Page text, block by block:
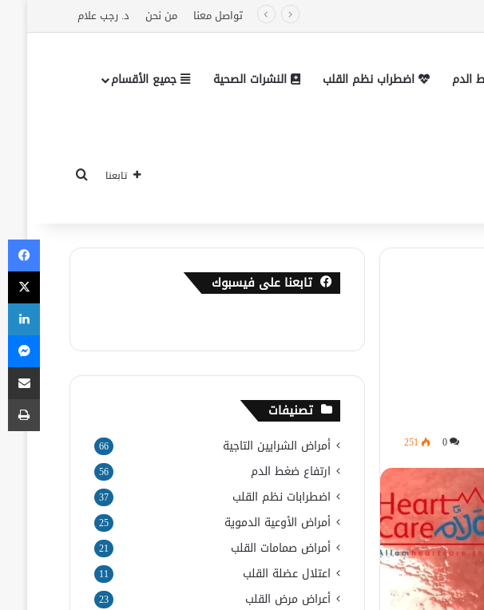
تواصل معنا من نحن د. رجب علام
الدم اضطراب نظم القلب النشرات الصحية جميع الأقسام
تابعنا
0
251
تابعنا على فيسبوك
تصنيفات
أمراض الشرايين التاجية 66
ارتفاع ضغط الدم 56
اضطرابات نظم القلب 37
أمراض الأوعية الدموية 25
أمراض صمامات القلب 21
اعتلال عضلة القلب 11
أعراض مرض القلب 23